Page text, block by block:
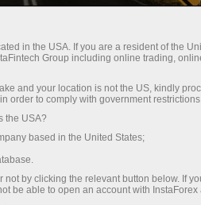
انسٹا
مارکیٹ میں کچھ
کمیشنز، اور ٹریڈنگ
کے
in the USA. If you are a resident of the
Group including online trading,
and your location is not the US, kindly
order to comply with government
the USA?
based in the United States;
by clicking the relevant button below. If
be able to open an account with InstaForex